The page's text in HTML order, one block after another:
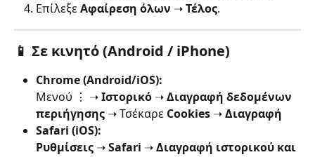
Επίλεξε Αφαίρεση όλων ➝ Τέλος.
📱 Σε κινητό (Android / iPhone)
Chrome (Android/iOS):
Μενού ⋮ ➝ Ιστορικό ➝ Διαγραφή δεδομένων
περιήγησης ➝ Τσέκαρε Cookies ➝ Διαγραφή
Safari (iOS):
Ρυθμίσεις ➝ Safari ➝ Διαγραφή ιστορικού και